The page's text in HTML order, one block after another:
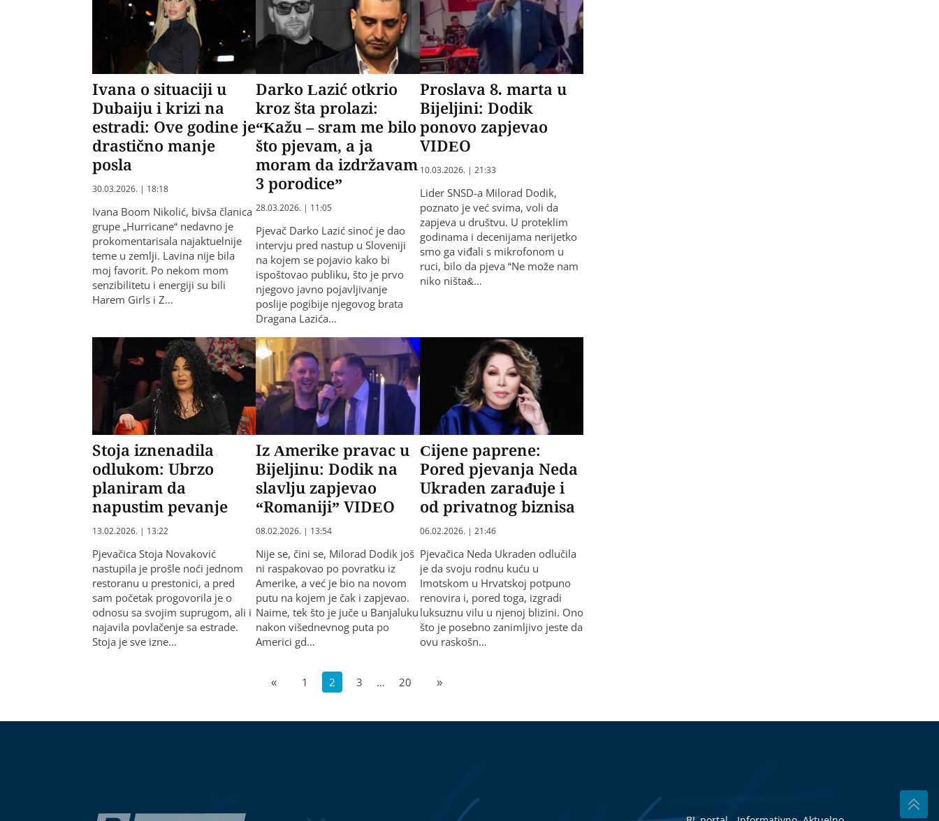
Ivana o situaciji u
Dubaiju i krizi na
estradi: Ove godine je
drastično manje
posla
30.03.2026. | 18:18
Ivana Boom Nikolić, bivša članica
grupe „Hurricane“ nedavno je
prokomentarisala najaktuelnije
teme u zemlji. Lavina nije bila
moj favorit. Po nekom mom
senzibilitetu i energiji su bili
Harem Girls i Z…
Darko Lazić otkrio
kroz šta prolazi:
“Kažu – sram me bilo
što pjevam, a ja
moram da izdržavam
3 porodice”
28.03.2026. | 11:05
Pjevač Darko Lazić sinoć je dao
intervju pred nastup u Sloveniji
na kojem se pojavio kako bi
ispoštovao publiku, što je prvo
njegovo javno pojavljivanje
poslije pogibije njegovog brata
Dragana Lazića…
Proslava 8. marta u
Bijeljini: Dodik
ponovo zapjevao
VIDEO
10.03.2026. | 21:33
Lider SNSD-a Milorad Dodik,
poznato je već svima, voli da
zapjeva u društvu. U proteklim
godinama i decenijama nerijetko
smo ga viđali s mikrofonom u
ruci, bilo da pjeva “Ne može nam
niko ništa&…
Stoja iznenadila
odlukom: Ubrzo
planiram da
napustim pevanje
13.02.2026. | 13:22
Pjevačica Stoja Novaković
nastupila je prošle noći jednom
restoranu u prestonici, a pred
sam početak progovorila je o
odnosu sa svojim suprugom, ali i
najavila povlačenje sa estrade.
Stoja je sve izne…
Iz Amerike pravac u
Bijeljinu: Dodik na
slavlju zapjevao
“Romaniji” VIDEO
08.02.2026. | 13:54
Nije se, čini se, Milorad Dodik još
ni raspakovao po povratku iz
Amerike, a već je bio na novom
putu na kojem je čak i zapjevao.
Naime, tek što je juče u Banjaluku
nakon višednevnog puta po
Americi gd…
Cijene paprene:
Pored pjevanja Neda
Ukraden zarađuje i
od privatnog biznisa
06.02.2026. | 21:46
Pjevačica Neda Ukraden odlučila
je da svoju rodnu kuću u
Imotskom u Hrvatskoj potpuno
renovira i, pored toga, izgradi
luksuznu vilu u njenoj blizini. Ono
što je posebno zanimljivo jeste da
ovu raskošn…
« 1 2 3 … 20 »